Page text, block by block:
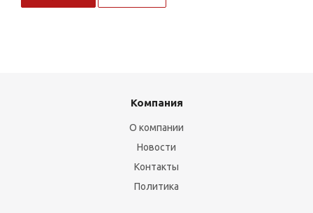
Компания
О компании
Новости
Контакты
Политика